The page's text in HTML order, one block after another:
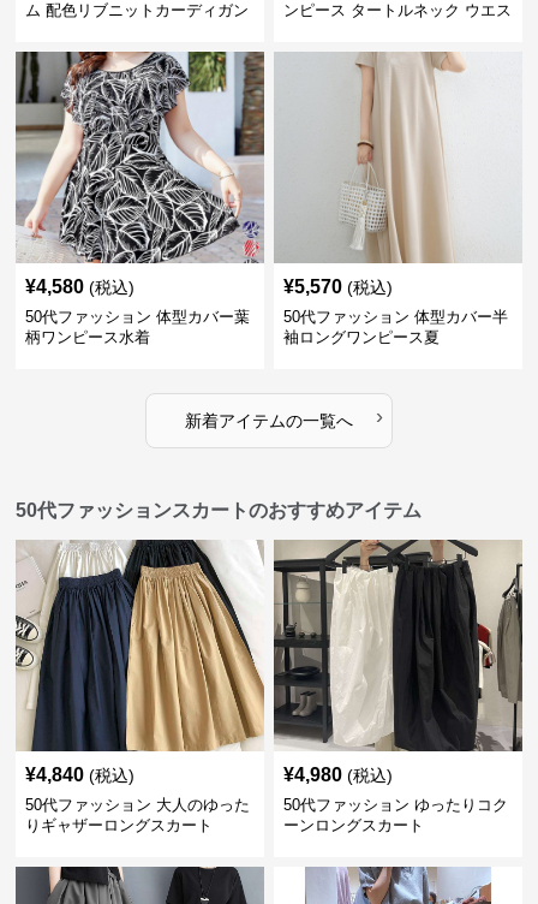
ム 配色リブニットカーディガン
ンピース タートルネック ウエス
¥4,580 (税込)
50代ファッション 体型カバー葉
柄ワンピース水着
¥5,570 (税込)
50代ファッション 体型カバー半
袖ロングワンピース夏
新着アイテムの一覧へ ›
50代ファッションスカートのおすすめアイテム
¥4,840 (税込)
50代ファッション 大人のゆった
りギャザーロングスカート
¥4,980 (税込)
50代ファッション ゆったりコク
ーンロングスカート